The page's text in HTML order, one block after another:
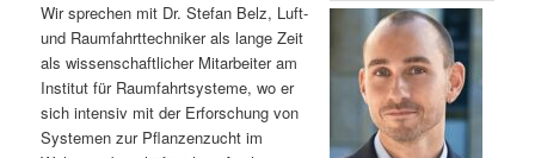
n
g
e
n
Wir sprechen mit Dr. Stefan Belz, Luft-
und Raumfahrttechniker als lange Zeit
als wissenschaftlicher Mitarbeiter am
Institut für Raumfahrtsysteme, wo er
sich intensiv mit der Erforschung von
Systemen zur Pflanzenzucht im